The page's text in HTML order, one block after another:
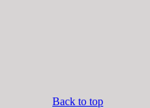
Back to top